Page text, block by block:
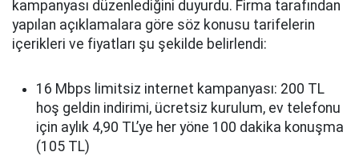
kampanyası düzenlediğini duyurdu. Firma tarafından
yapılan açıklamalara göre söz konusu tarifelerin
içerikleri ve fiyatları şu şekilde belirlendi:
16 Mbps limitsiz internet kampanyası: 200 TL
hoş geldin indirimi, ücretsiz kurulum, ev telefonu
için aylık 4,90 TL’ye her yöne 100 dakika konuşma
(105 TL)